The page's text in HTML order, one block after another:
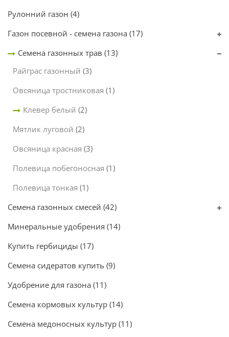
Рулонний газон (4)
Газон посевной - семена газона (17)
Семена газонных трав (13)
Райграс газонный (3)
Овсяница тростниковая (1)
Клевер белый (2)
Мятлик луговой (2)
Овсяница красная (3)
Полевица побегоносная (1)
Полевица тонкая (1)
Семена газонных смесей (42)
Минеральные удобрения (14)
Купить гербициды (17)
Семена сидератов купить (9)
Удобрение для газона (11)
Семена кормовых культур (14)
Семена медоносных культур (11)